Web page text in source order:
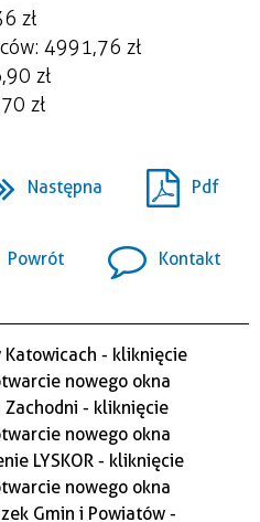
zł
4 991,76 zł
zł
zł
Następna Pdf
Powrót Kontakt